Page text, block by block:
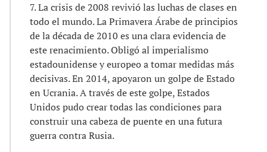
7. La crisis de 2008 revivió las luchas de clases en
todo el mundo. La Primavera Árabe de principios
de la década de 2010 es una clara evidencia de
este renacimiento. Obligó al imperialismo
estadounidense y europeo a tomar medidas más
decisivas. En 2014, apoyaron un golpe de Estado
en Ucrania. A través de este golpe, Estados
Unidos pudo crear todas las condiciones para
construir una cabeza de puente en una futura
guerra contra Rusia.